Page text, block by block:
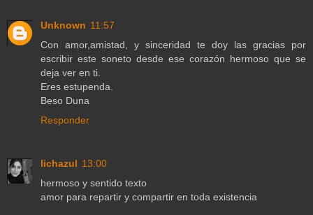
Unknown 11:57
Con amor,amistad, y sinceridad te doy las gracias por
escribir este soneto desde ese corazón hermoso que se
deja ver en ti.
Eres estupenda.
Beso Duna
Responder
lichazul 13:00
hermoso y sentido texto
amor para repartir y compartir en toda existencia